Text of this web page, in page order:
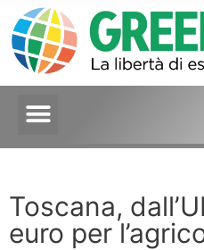
Toscana,
euro per